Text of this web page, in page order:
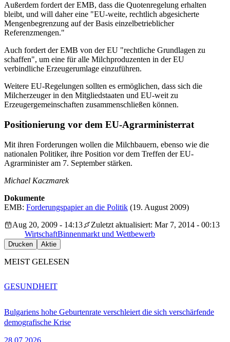
Außerdem fordert der EMB, dass die Quotenregelung erhalten
bleibt, und will daher eine "EU-weite, rechtlich abgesicherte
Mengenbegrenzung auf der Basis einzelbetrieblicher
Referenzmengen."
Auch fordert der EMB von der EU "rechtliche Grundlagen zu
schaffen", um eine für alle Milchproduzenten in der EU
verbindliche Erzeugerumlage einzuführen.
Weitere EU-Regelungen sollten es ermöglichen, dass sich die
Milcherzeuger in den Mitgliedstaaten und EU-weit zu
Erzeugergemeinschaften zusammenschließen können.
Positionierung vor dem EU-Agrarministerrat
Mit ihren Forderungen wollen die Milchbauern, ebenso wie die
nationalen Politiker, ihre Position vor dem Treffen der EU-
Agrarminister am 7. September stärken.
Michael Kaczmarek
Dokumente
EMB: Forderungspapier an die Politik (19. August 2009)
Aug 20, 2009 - 14:13
Zuletzt aktualisiert: Mar 7, 2014 - 00:13
WirtschaftBinnenmarkt und Wettbewerb
Drucken Aktie
MEIST GELESEN
Bulgariens hohe Geburtenrate verschleiert die sich verschärfende
demografische Krise
GESUNDHEIT